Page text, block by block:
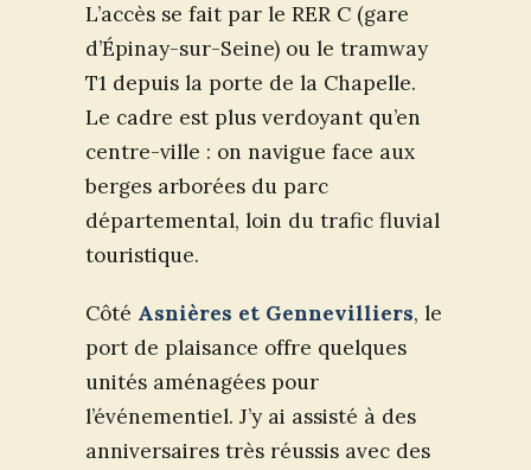
L’accès se fait par le RER C (gare
d’Épinay-sur-Seine) ou le tramway
T1 depuis la porte de la Chapelle.
Le cadre est plus verdoyant qu’en
centre-ville : on navigue face aux
berges arborées du parc
départemental, loin du trafic fluvial
touristique.
Côté Asnières et Gennevilliers, le
port de plaisance offre quelques
unités aménagées pour
l’événementiel. J’y ai assisté à des
anniversaires très réussis avec des